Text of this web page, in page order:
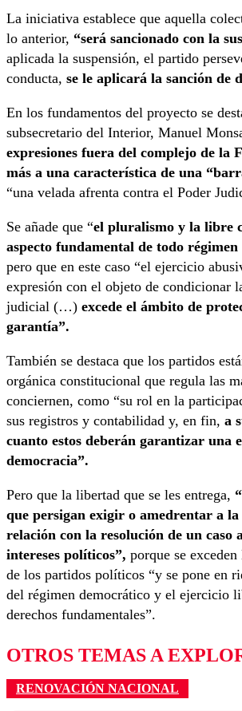
La iniciativa establece que aquella
lo anterior, “será sancionado con la
aplicada la suspensión, el partido
conducta, se le aplicará la sanción de
En los fundamentos del proyecto se
subsecretario del Interior, Manuel
expresiones fuera del complejo de la
más a una característica de una
“una velada afrenta contra el Poder
Se añade que “el pluralismo y la libre
aspecto fundamental de todo
pero que en este caso “el ejercicio
expresión con el objeto de condicionar
judicial (…) excede el ámbito de
garantía”.
También se destaca que los partidos
orgánica constitucional que regula las
conciernen, como “su rol en la
sus registros y contabilidad y, en fin, a
cuanto estos deberán garantizar una
democracia”.
Pero que la libertad que se les entrega,
que persigan exigir o amedrentar a
relación con la resolución de un caso
intereses políticos”, porque se
de los partidos políticos “y se pone en
del régimen democrático y el ejercicio
derechos fundamentales”.
OTROS TEMAS A
RENOVACIÓN NACIONAL